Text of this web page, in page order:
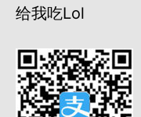
给我吃lol